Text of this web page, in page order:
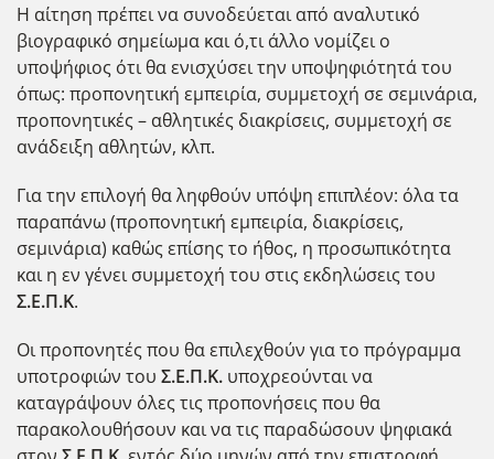
Η αίτηση πρέπει να συνοδεύεται από αναλυτικό
βιογραφικό σημείωμα και ό,τι άλλο νομίζει ο
υποψήφιος ότι θα ενισχύσει την υποψηφιότητά του
όπως: προπονητική εμπειρία, συμμετοχή σε σεμινάρια,
προπονητικές – αθλητικές διακρίσεις, συμμετοχή σε
ανάδειξη αθλητών, κλπ.
Για την επιλογή θα ληφθούν υπόψη επιπλέον: όλα τα
παραπάνω (προπονητική εμπειρία, διακρίσεις,
σεμινάρια) καθώς επίσης το ήθος, η προσωπικότητα
και η εν γένει συμμετοχή του στις εκδηλώσεις του
Σ.Ε.Π.Κ.
Οι προπονητές που θα επιλεχθούν για το πρόγραμμα
υποτροφιών του Σ.Ε.Π.Κ. υποχρεούνται να
καταγράψουν όλες τις προπονήσεις που θα
παρακολουθήσουν και να τις παραδώσουν ψηφιακά